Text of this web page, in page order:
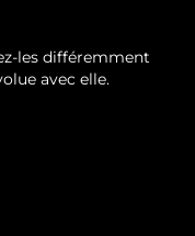
les différemment
avec elle.